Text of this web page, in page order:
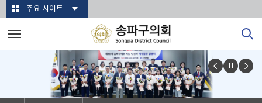
본문바로가기주요 사이트